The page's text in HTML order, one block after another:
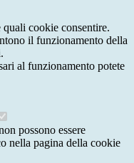
quali cookie consentire.
il funzionamento della
al funzionamento potete
possono essere
nella pagina della cookie